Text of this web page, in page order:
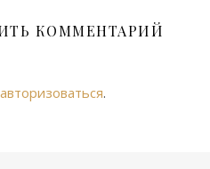
КОММЕНТАРИЙ
авторизоваться.